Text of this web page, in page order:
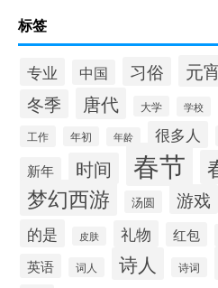
标签
专业 中国 习俗 元
冬季 唐代 大学 学校
工作 年初 年龄 很多人
新年 时间 春节
梦幻西游 汤圆 游戏
的是 皮肤 礼物 红包
英语 词人 诗人 诗词